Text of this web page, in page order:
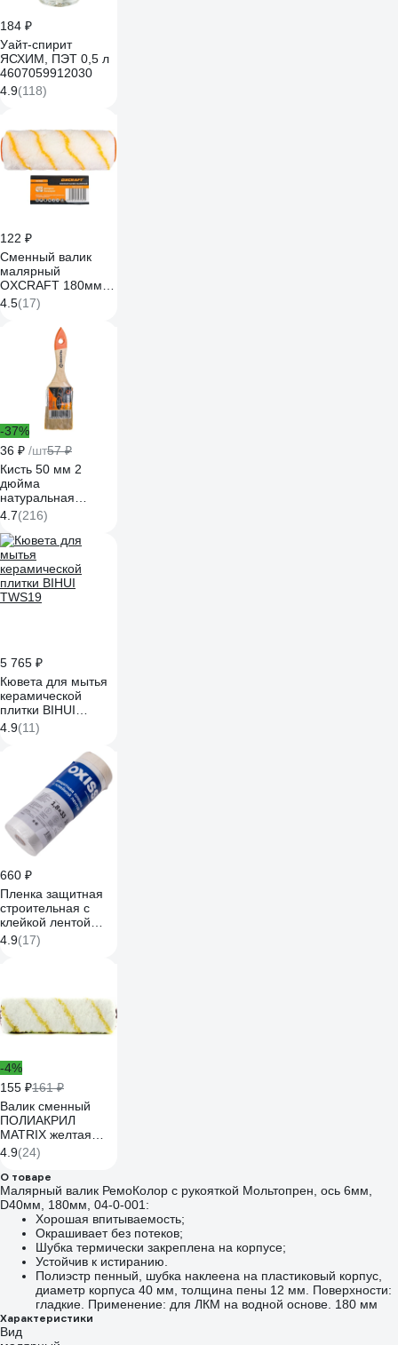
184 ₽
Уайт-спирит
ЯСХИМ, ПЭТ 0,5 л
4607059912030
4.9(118)
122 ₽
Сменный валик
малярный
OXCRAFT 180мм
44016233
4.5(17)
-37%
36 ₽ /шт57 ₽
Кисть 50 мм 2
дюйма
натуральная
щетина Вихрь
СТАНДАРТ 73/3/4/3
4.7(216)
5 765 ₽
Кювета для мытья
керамической
плитки BIHUI
TWS19
4.9(11)
660 ₽
Пленка защитная
строительная с
клейкой лентой
(1.8х33 м; 10 мкм)
Oxiss
4.9(17)
-4%
155 ₽161 ₽
Валик сменный
ПОЛИАКРИЛ
MATRIX желтая
полоса, 180 мм,
ворс 12 мм, D 36
мм, D руч.6 мм
80890
4.9(24)
О товаре
Малярный валик РемоКолор с рукояткой Мольтопрен, ось 6мм,
D40мм, 180мм, 04-0-001:
Хорошая впитываемость;
Окрашивает без потеков;
Шубка термически закреплена на корпусе;
Устойчив к истиранию.
Полиэстр пенный, шубка наклеена на пластиковый корпус,
диаметр корпуса 40 мм, толщина пены 12 мм. Поверхности:
гладкие. Применение: для ЛКМ на водной основе. 180 мм
Характеристики
Вид